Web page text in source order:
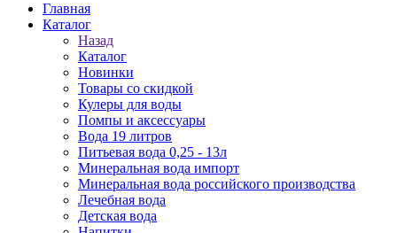
Главная
Каталог
Назад
Каталог
Новинки
Товары со скидкой
Кулеры для воды
Помпы и аксессуары
Вода 19 литров
Питьевая вода 0,25 - 13л
Минеральная вода импорт
Минеральная вода российского производства
Лечебная вода
Детская вода